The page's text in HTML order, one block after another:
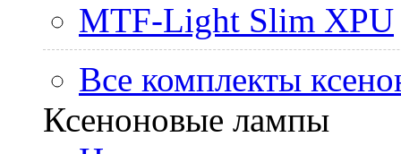
MTF-Light Slim XPU
Все комплекты
Ксеноновые лампы